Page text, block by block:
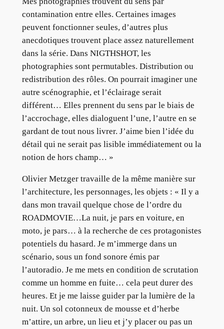
contamination entre elles. Certaines images
peuvent fonctionner seules, d’autres plus
anecdotiques trouvent place assez naturellement
dans la série. Dans NIGTHSHOT, les
photographies sont permutables. Distribution ou
redistribution des rôles. On pourrait imaginer une
autre scénographie, et l’éclairage serait
différent… Elles prennent du sens par le biais de
l’accrochage, elles dialoguent l’une, l’autre en se
gardant de tout nous livrer. J’aime bien l’idée du
détail qui ne serait pas lisible immédiatement ou la
notion de hors champ… »
Olivier Metzger travaille de la même manière sur
l’architecture, les personnages, les objets : « Il y a
dans mon travail quelque chose de l’ordre du
ROADMOVIE…La nuit, je pars en voiture, en
moto, je pars… à la recherche de ces protagonistes
potentiels du hasard. Je m’immerge dans un
scénario, sous un fond sonore émis par
l’autoradio. Je me mets en condition de scrutation
comme un homme en fuite… cela peut durer des
heures. Et je me laisse guider par la lumière de la
nuit. Un sol cotonneux de mousse et d’herbe
m’attire, un arbre, un lieu et j’y placer ou pas un